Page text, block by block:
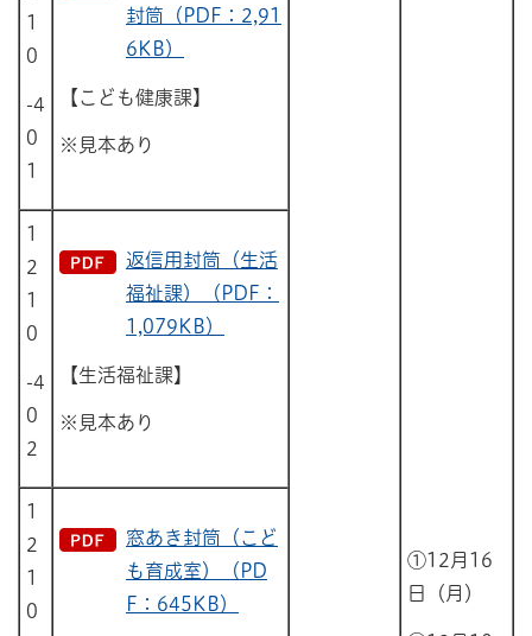
1
0
-4
0
1
封筒（PDF：2,91
6KB）
【こども健康課】
※見本あり
①12月16
日（月）
1
2
1
0
-4
0
2
返信用封筒（生活
福祉課）（PDF：
1,079KB）
【生活福祉課】
※見本あり
1
2
1
0
窓あき封筒（こど
も育成室）（PD
F：645KB）